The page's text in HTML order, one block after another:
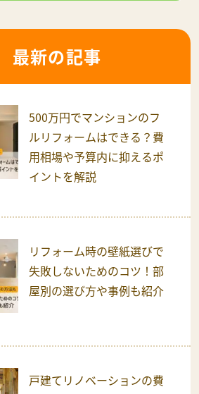
最新の記事
500万円でマンションのフ
ルリフォームはできる？費
用相場や予算内に抑えるポ
イントを解説
リフォーム時の壁紙選びで
失敗しないためのコツ！部
屋別の選び方や事例も紹介
戸建てリノベーションの費